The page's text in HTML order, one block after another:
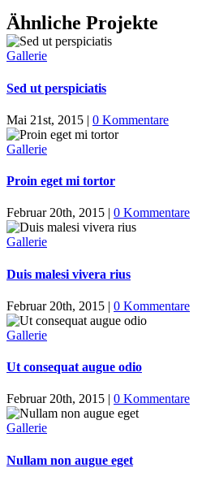
Ähnliche Projekte
Gallerie
Sed ut perspiciatis
Mai 21st, 2015 | 0 Kommentare
Gallerie
Proin eget mi tortor
Februar 20th, 2015 | 0 Kommentare
Gallerie
Duis malesi vivera rius
Februar 20th, 2015 | 0 Kommentare
Gallerie
Ut consequat augue odio
Februar 20th, 2015 | 0 Kommentare
Gallerie
Nullam non augue eget